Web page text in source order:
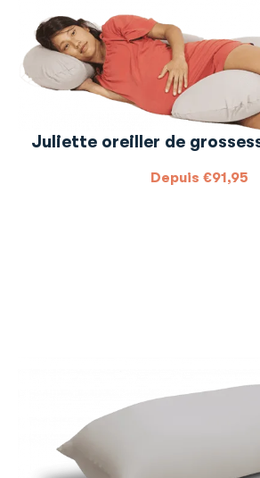
Juliette oreiller de
Depuis €91,95